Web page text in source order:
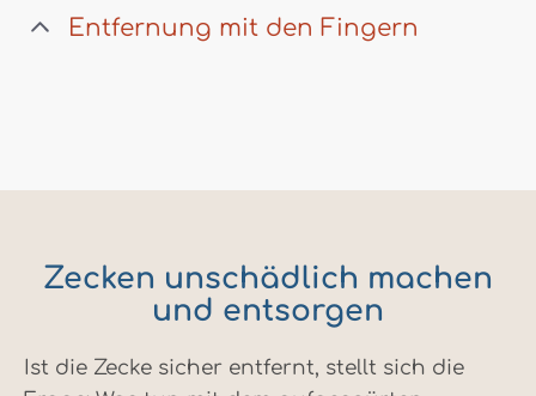
Entfernung mit den Fingern
Zecken unschädlich machen
und entsorgen
Ist die Zecke sicher entfernt, stellt sich die